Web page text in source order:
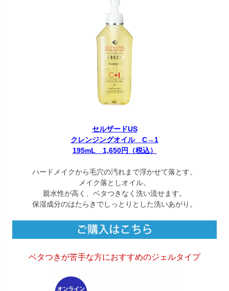
セルザードUS
クレンジングオイル C→1
195mL 1,650円（税込）
ハードメイクから毛穴の汚れまで浮かせて落とす、
メイク落としオイル。
親水性が高く、ベタつきなく洗い流せます。
保湿成分のはたらきでしっとりとした洗いあがり。
ベタつきが苦手な方におすすめのジェルタイプ